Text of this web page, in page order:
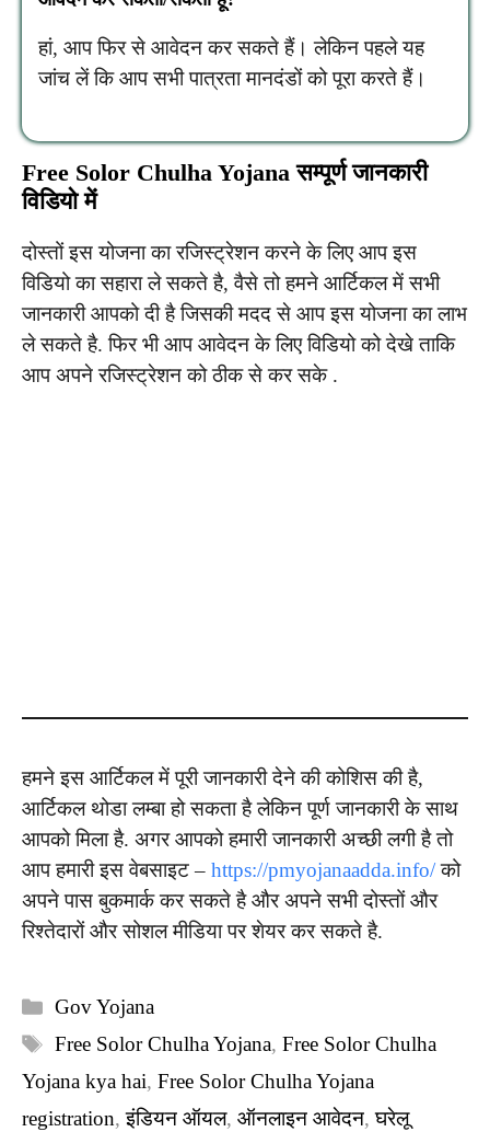
हां, आप फिर से आवेदन कर सकते हैं। लेकिन पहले यह
जांच लें कि आप सभी पात्रता मानदंडों को पूरा करते हैं।
Free Solor Chulha Yojana सम्पूर्ण जानकारी
विडियो में
दोस्तों इस योजना का रजिस्ट्रेशन करने के लिए आप इस
विडियो का सहारा ले सकते है, वैसे तो हमने आर्टिकल में सभी
जानकारी आपको दी है जिसकी मदद से आप इस योजना का लाभ
ले सकते है. फिर भी आप आवेदन के लिए विडियो को देखे ताकि
आप अपने रजिस्ट्रेशन को ठीक से कर सके .
हमने इस आर्टिकल में पूरी जानकारी देने की कोशिस की है,
आर्टिकल थोडा लम्बा हो सकता है लेकिन पूर्ण जानकारी के साथ
आपको मिला है. अगर आपको हमारी जानकारी अच्छी लगी है तो
आप हमारी इस वेबसाइट – https://pmyojanaadda.info/को
अपने पास बुकमार्क कर सकते है और अपने सभी दोस्तों और
रिश्तेदारों और सोशल मीडिया पर शेयर कर सकते है.
Categories
Gov Yojana
Tags
Free Solor Chulha Yojana,Free Solor Chulha
Yojana kya hai, Free Solor Chulha Yojana
registration,इंडियन ऑयल, ऑनलाइन आवेदन,घरेलू